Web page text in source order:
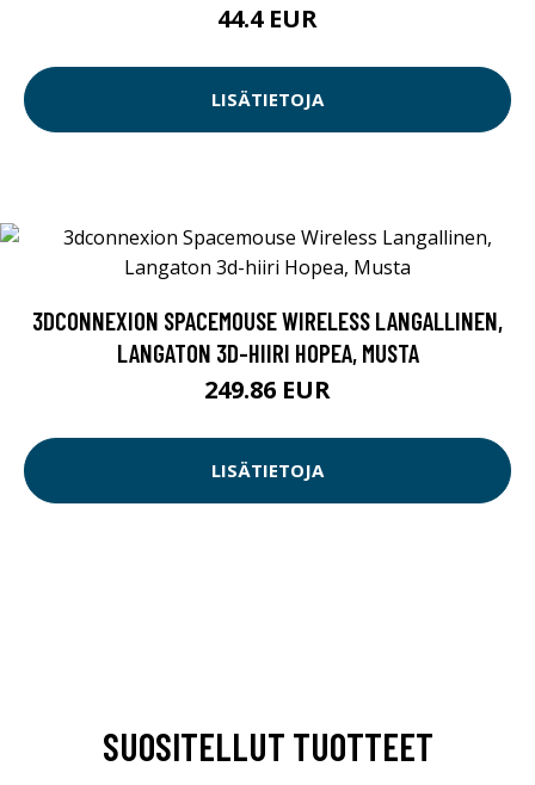
44.4 EUR
LISÄTIETOJA
3DCONNEXION SPACEMOUSE WIRELESS LANGALLINEN,
LANGATON 3D-HIIRI HOPEA, MUSTA
249.86 EUR
LISÄTIETOJA
SUOSITELLUT TUOTTEET